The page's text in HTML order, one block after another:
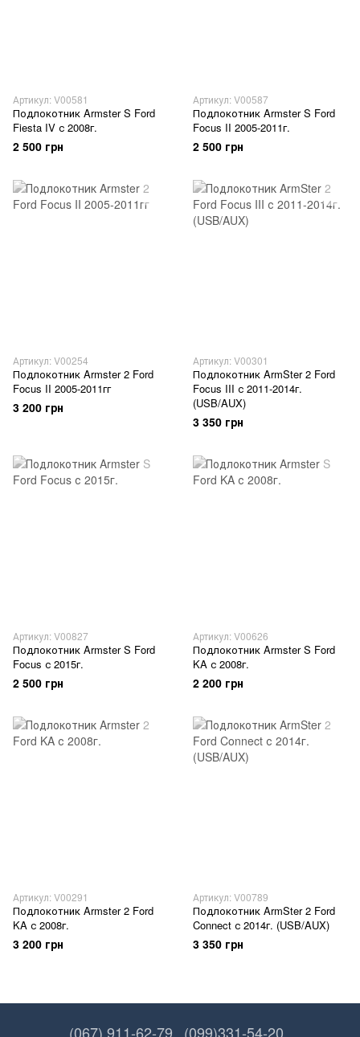
Артикул: V00581
Подлокотник Armster S Ford
Fiesta IV с 2008г.
2 500 грн
Артикул: V00587
Подлокотник Armster S Ford
Focus II 2005-2011г.
2 500 грн
Артикул: V00254
Подлокотник Armster 2 Ford
Focus II 2005-2011гг
3 200 грн
Артикул: V00301
Подлокотник ArmSter 2 Ford
Focus III с 2011-2014г.
(USB/AUX)
3 350 грн
Артикул: V00827
Подлокотник Armster S Ford
Focus с 2015г.
2 500 грн
Артикул: V00626
Подлокотник Armster S Ford
KA с 2008г.
2 200 грн
Артикул: V00291
Подлокотник Armster 2 Ford
KA с 2008г.
3 200 грн
Артикул: V00789
Подлокотник ArmSter 2 Ford
Connect с 2014г. (USB/AUX)
3 350 грн
(067) 911-62-79 (099)331-54-20